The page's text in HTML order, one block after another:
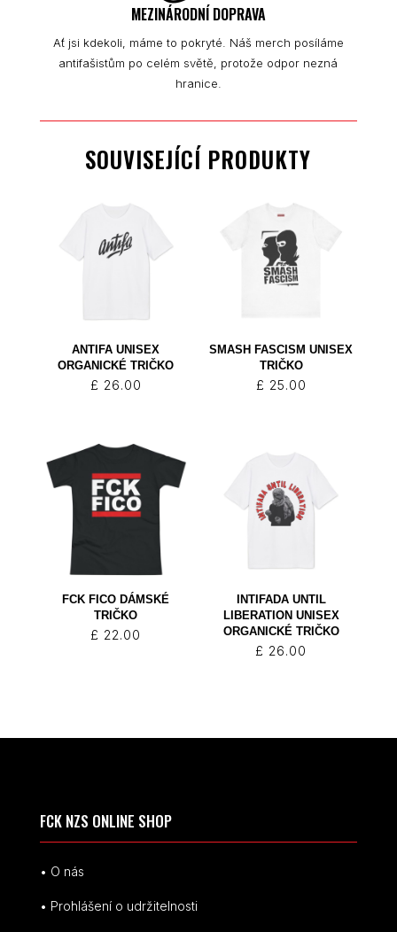
MEZINÁRODNÍ DOPRAVA
Ať jsi kdekoli, máme to pokryté. Náš merch posíláme
antifašistům po celém světě, protože odpor nezná
hranice.
SOUVISEJÍCÍ PRODUKTY
ANTIFA UNISEX
ORGANICKÉ TRIČKO
£ 26.00
SMASH FASCISM UNISEX
TRIČKO
£ 25.00
FCK FICO DÁMSKÉ
TRIČKO
£ 22.00
INTIFADA UNTIL
LIBERATION UNISEX
ORGANICKÉ TRIČKO
£ 26.00
FCK NZS ONLINE SHOP
• O nás
• Prohlášení o udržitelnosti